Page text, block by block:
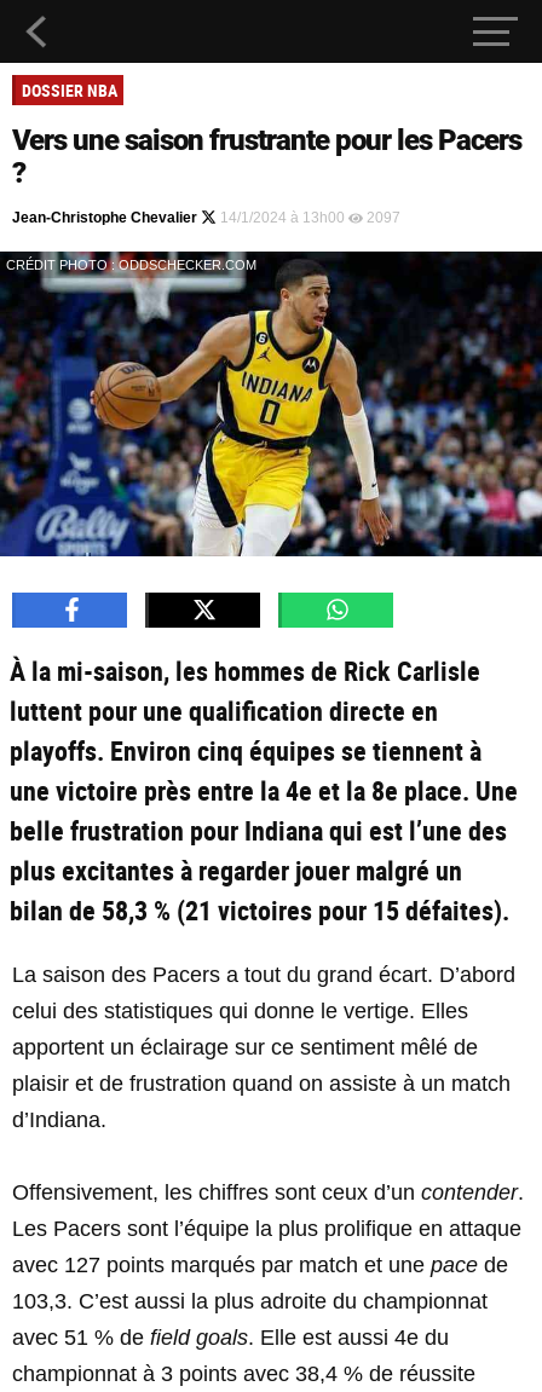
DOSSIER NBA
Vers une saison frustrante pour les Pacers
?
Jean-Christophe Chevalier 14/1/2024 à 13h00 2097
CRÉDIT PHOTO : ODDSCHECKER.COM
À la mi-saison, les hommes de Rick Carlisle
luttent pour une qualification directe en
playoffs. Environ cinq équipes se tiennent à
une victoire près entre la 4e et la 8e place. Une
belle frustration pour Indiana qui est l’une des
plus excitantes à regarder jouer malgré un
bilan de 58,3 % (21 victoires pour 15 défaites).
La saison des Pacers a tout du grand écart. D’abord
celui des statistiques qui donne le vertige. Elles
apportent un éclairage sur ce sentiment mêlé de
plaisir et de frustration quand on assiste à un match
d’Indiana.
Offensivement, les chiffres sont ceux d’un contender.
Les Pacers sont l’équipe la plus prolifique en attaque
avec 127 points marqués par match et une pace de
103,3. C’est aussi la plus adroite du championnat
avec 51 % de field goals. Elle est aussi 4e du
championnat à 3 points avec 38,4 % de réussite